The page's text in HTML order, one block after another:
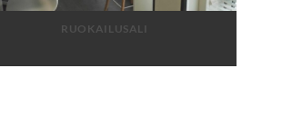
RUOKAILUSALI